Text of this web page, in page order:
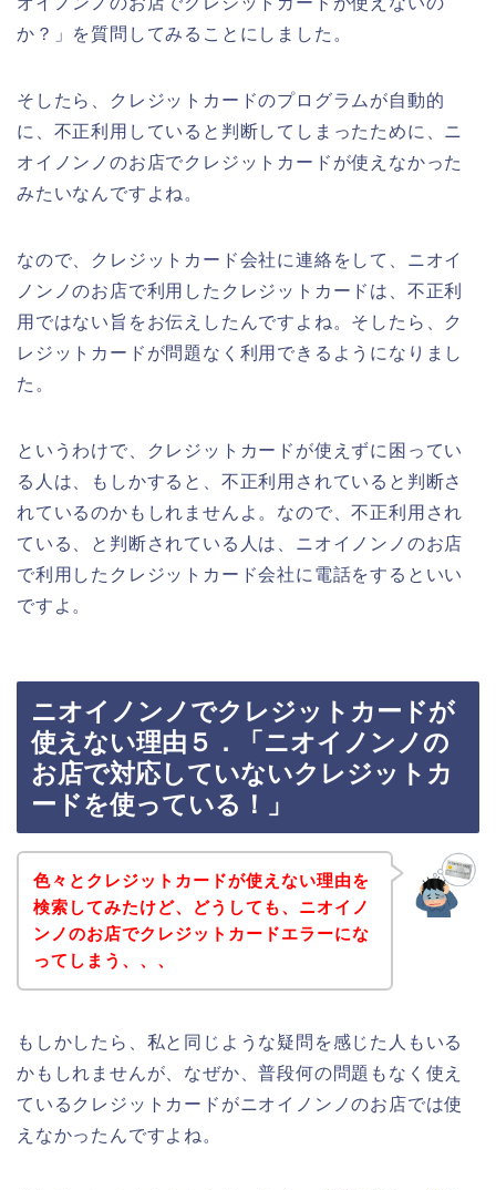
か？」を質問してみることにしました。
そしたら、クレジットカードのプログラムが自動的
に、不正利用していると判断してしまったために、ニ
オイノンノのお店でクレジットカードが使えなかった
みたいなんですよね。
なので、クレジットカード会社に連絡をして、ニオイ
ノンノのお店で利用したクレジットカードは、不正利
用ではない旨をお伝えしたんですよね。そしたら、ク
レジットカードが問題なく利用できるようになりまし
た。
というわけで、クレジットカードが使えずに困ってい
る人は、もしかすると、不正利用されていると判断さ
れているのかもしれませんよ。なので、不正利用され
ている、と判断されている人は、ニオイノンノのお店
で利用したクレジットカード会社に電話をするといい
ですよ。
ニオイノンノでクレジットカードが
使えない理由５．「ニオイノンノの
お店で対応していないクレジットカ
ードを使っている！」
色々とクレジットカードが使えない理由を
検索してみたけど、どうしても、ニオイノ
ンノのお店でクレジットカードエラーにな
ってしまう、、、
もしかしたら、私と同じような疑問を感じた人もいる
かもしれませんが、なぜか、普段何の問題もなく使え
ているクレジットカードがニオイノンノのお店では使
えなかったんですよね。